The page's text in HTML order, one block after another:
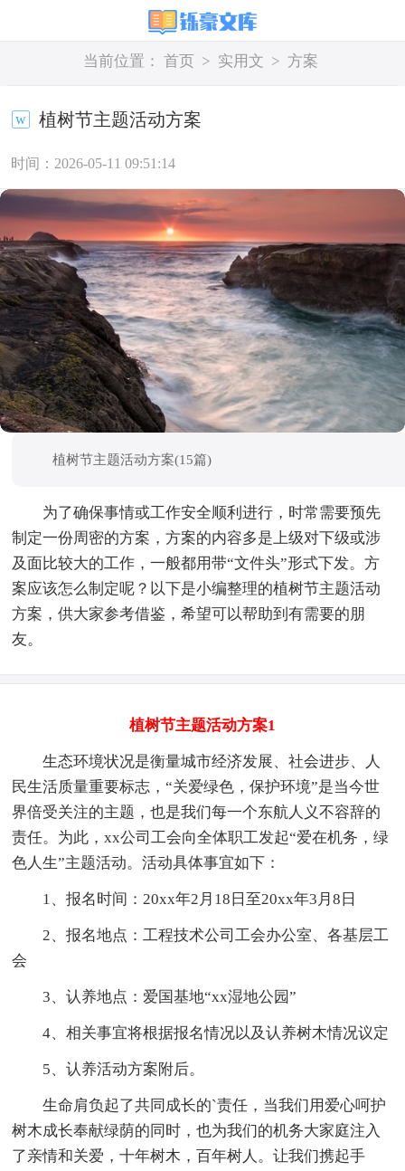
当前位置： 首页 > 实用文 > 方案
植树节主题活动方案
时间：2026-05-11 09:51:14
植树节主题活动方案(15篇)
为了确保事情或工作安全顺利进行，时常需要预先
制定一份周密的方案，方案的内容多是上级对下级或涉
及面比较大的工作，一般都用带“文件头”形式下发。方
案应该怎么制定呢？以下是小编整理的植树节主题活动
方案，供大家参考借鉴，希望可以帮助到有需要的朋
友。
植树节主题活动方案1
生态环境状况是衡量城市经济发展、社会进步、人
民生活质量重要标志，“关爱绿色，保护环境”是当今世
界倍受关注的主题，也是我们每一个东航人义不容辞的
责任。为此，xx公司工会向全体职工发起“爱在机务，绿
色人生”主题活动。活动具体事宜如下：
1、报名时间：20xx年2月18日至20xx年3月8日
2、报名地点：工程技术公司工会办公室、各基层工
会
3、认养地点：爱国基地“xx湿地公园”
4、相关事宜将根据报名情况以及认养树木情况议定
5、认养活动方案附后。
生命肩负起了共同成长的`责任，当我们用爱心呵护
树木成长奉献绿荫的同时，也为我们的机务大家庭注入
了亲情和关爱，十年树木，百年树人。让我们携起手